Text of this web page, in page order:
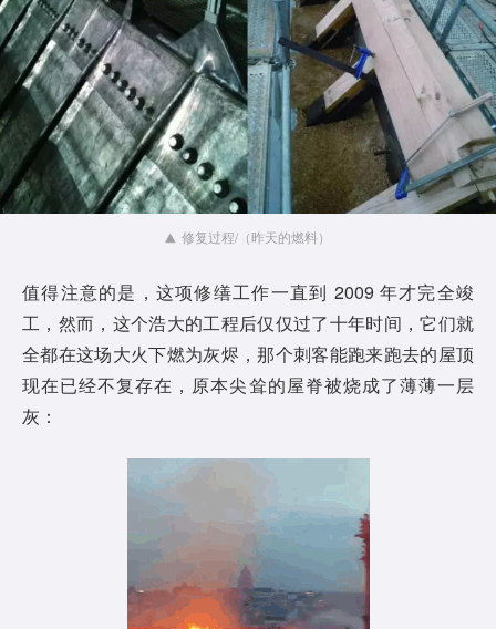
修复过程/（昨天的燃料）
值得注意的是，这项修缮工作一直到 2009 年才完全竣
工，然而，这个浩大的工程后仅仅过了十年时间，它们就
全都在这场大火下燃为灰烬，那个刺客能跑来跑去的屋顶
现在已经不复存在，原本尖耸的屋脊被烧成了薄薄一层
灰：